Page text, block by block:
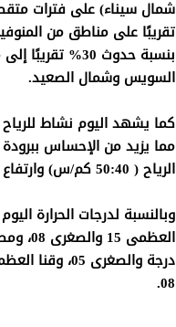
تقريبًا على مناطق من
بنسبة حدوث
السويس وشمال الصعيد.
كما يشهد اليوم نشاط
مما يزيد من الإحساس
الرياح ( 50:40 كم/س) وارتفاع الموج من (2-3 أمتار).
08.